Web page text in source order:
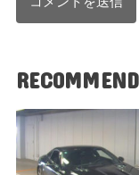
RECOMMEND